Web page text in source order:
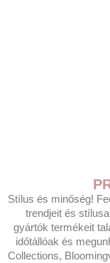
Stílus és minőség!
trendjeit és
gyártók termékeit
időtállóak és
Collections,